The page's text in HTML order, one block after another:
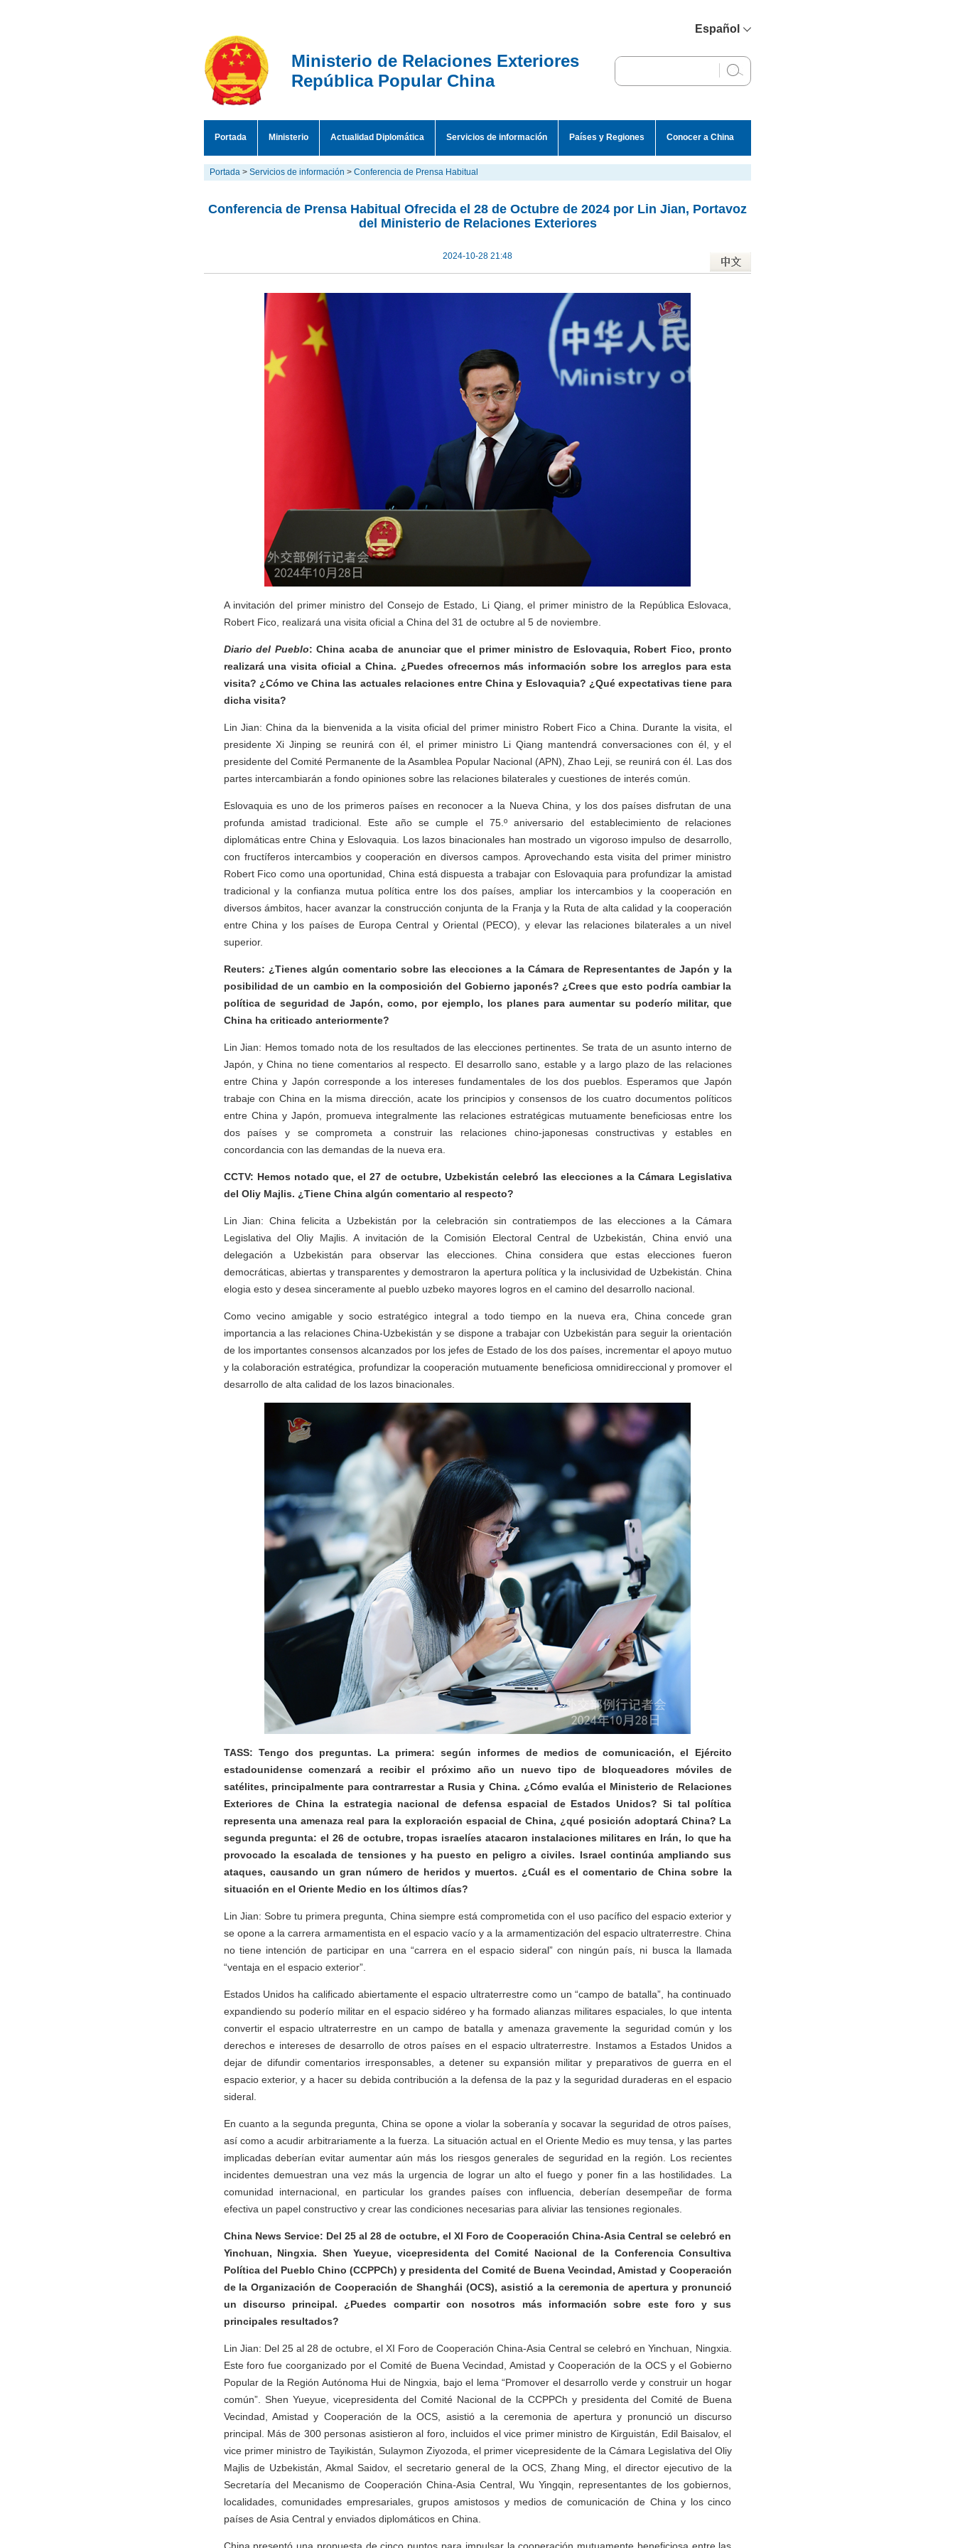
Español
English
Ministerio de Relaciones Exteriores
República Popular China
Portada Ministerio Actualidad Diplomática Servicios de información Países y Regiones Conocer a China
Portada > Servicios de información > Conferencia de Prensa Habitual
Conferencia de Prensa Habitual Ofrecida el 28 de Octubre de 2024 por Lin Jian, Portavoz
del Ministerio de Relaciones Exteriores
2024-10-28 21:48
A invitación del primer ministro del Consejo de Estado, Li Qiang, el primer ministro de la República Eslovaca,
Robert Fico, realizará una visita oficial a China del 31 de octubre al 5 de noviembre.
Diario del Pueblo: China acaba de anunciar que el primer ministro de Eslovaquia, Robert Fico, pronto
realizará una visita oficial a China. ¿Puedes ofrecernos más información sobre los arreglos para esta
visita? ¿Cómo ve China las actuales relaciones entre China y Eslovaquia? ¿Qué expectativas tiene para
dicha visita?
Lin Jian: China da la bienvenida a la visita oficial del primer ministro Robert Fico a China. Durante la visita, el
presidente Xi Jinping se reunirá con él, el primer ministro Li Qiang mantendrá conversaciones con él, y el
presidente del Comité Permanente de la Asamblea Popular Nacional (APN), Zhao Leji, se reunirá con él. Las dos
partes intercambiarán a fondo opiniones sobre las relaciones bilaterales y cuestiones de interés común.
Eslovaquia es uno de los primeros países en reconocer a la Nueva China, y los dos países disfrutan de una
profunda amistad tradicional. Este año se cumple el 75.º aniversario del establecimiento de relaciones
diplomáticas entre China y Eslovaquia. Los lazos binacionales han mostrado un vigoroso impulso de desarrollo,
con fructíferos intercambios y cooperación en diversos campos. Aprovechando esta visita del primer ministro
Robert Fico como una oportunidad, China está dispuesta a trabajar con Eslovaquia para profundizar la amistad
tradicional y la confianza mutua política entre los dos países, ampliar los intercambios y la cooperación en
diversos ámbitos, hacer avanzar la construcción conjunta de la Franja y la Ruta de alta calidad y la cooperación
entre China y los países de Europa Central y Oriental (PECO), y elevar las relaciones bilaterales a un nivel
superior.
Reuters: ¿Tienes algún comentario sobre las elecciones a la Cámara de Representantes de Japón y la
posibilidad de un cambio en la composición del Gobierno japonés? ¿Crees que esto podría cambiar la
política de seguridad de Japón, como, por ejemplo, los planes para aumentar su poderío militar, que
China ha criticado anteriormente?
Lin Jian: Hemos tomado nota de los resultados de las elecciones pertinentes. Se trata de un asunto interno de
Japón, y China no tiene comentarios al respecto. El desarrollo sano, estable y a largo plazo de las relaciones
entre China y Japón corresponde a los intereses fundamentales de los dos pueblos. Esperamos que Japón
trabaje con China en la misma dirección, acate los principios y consensos de los cuatro documentos políticos
entre China y Japón, promueva integralmente las relaciones estratégicas mutuamente beneficiosas entre los
dos países y se comprometa a construir las relaciones chino-japonesas constructivas y estables en
concordancia con las demandas de la nueva era.
CCTV: Hemos notado que, el 27 de octubre, Uzbekistán celebró las elecciones a la Cámara Legislativa
del Oliy Majlis. ¿Tiene China algún comentario al respecto?
Lin Jian: China felicita a Uzbekistán por la celebración sin contratiempos de las elecciones a la Cámara
Legislativa del Oliy Majlis. A invitación de la Comisión Electoral Central de Uzbekistán, China envió una
delegación a Uzbekistán para observar las elecciones. China considera que estas elecciones fueron
democráticas, abiertas y transparentes y demostraron la apertura política y la inclusividad de Uzbekistán. China
elogia esto y desea sinceramente al pueblo uzbeko mayores logros en el camino del desarrollo nacional.
Como vecino amigable y socio estratégico integral a todo tiempo en la nueva era, China concede gran
importancia a las relaciones China-Uzbekistán y se dispone a trabajar con Uzbekistán para seguir la orientación
de los importantes consensos alcanzados por los jefes de Estado de los dos países, incrementar el apoyo mutuo
y la colaboración estratégica, profundizar la cooperación mutuamente beneficiosa omnidireccional y promover el
desarrollo de alta calidad de los lazos binacionales.
TASS: Tengo dos preguntas. La primera: según informes de medios de comunicación, el Ejército
estadounidense comenzará a recibir el próximo año un nuevo tipo de bloqueadores móviles de
satélites, principalmente para contrarrestar a Rusia y China. ¿Cómo evalúa el Ministerio de Relaciones
Exteriores de China la estrategia nacional de defensa espacial de Estados Unidos? Si tal política
representa una amenaza real para la exploración espacial de China, ¿qué posición adoptará China? La
segunda pregunta: el 26 de octubre, tropas israelíes atacaron instalaciones militares en Irán, lo que ha
provocado la escalada de tensiones y ha puesto en peligro a civiles. Israel continúa ampliando sus
ataques, causando un gran número de heridos y muertos. ¿Cuál es el comentario de China sobre la
situación en el Oriente Medio en los últimos días?
Lin Jian: Sobre tu primera pregunta, China siempre está comprometida con el uso pacífico del espacio exterior y
se opone a la carrera armamentista en el espacio vacío y a la armamentización del espacio ultraterrestre. China
no tiene intención de participar en una “carrera en el espacio sideral” con ningún país, ni busca la llamada
“ventaja en el espacio exterior”.
Estados Unidos ha calificado abiertamente el espacio ultraterrestre como un “campo de batalla”, ha continuado
expandiendo su poderío militar en el espacio sidéreo y ha formado alianzas militares espaciales, lo que intenta
convertir el espacio ultraterrestre en un campo de batalla y amenaza gravemente la seguridad común y los
derechos e intereses de desarrollo de otros países en el espacio ultraterrestre. Instamos a Estados Unidos a
dejar de difundir comentarios irresponsables, a detener su expansión militar y preparativos de guerra en el
espacio exterior, y a hacer su debida contribución a la defensa de la paz y la seguridad duraderas en el espacio
sideral.
En cuanto a la segunda pregunta, China se opone a violar la soberanía y socavar la seguridad de otros países,
así como a acudir arbitrariamente a la fuerza. La situación actual en el Oriente Medio es muy tensa, y las partes
implicadas deberían evitar aumentar aún más los riesgos generales de seguridad en la región. Los recientes
incidentes demuestran una vez más la urgencia de lograr un alto el fuego y poner fin a las hostilidades. La
comunidad internacional, en particular los grandes países con influencia, deberían desempeñar de forma
efectiva un papel constructivo y crear las condiciones necesarias para aliviar las tensiones regionales.
China News Service: Del 25 al 28 de octubre, el XI Foro de Cooperación China-Asia Central se celebró en
Yinchuan, Ningxia. Shen Yueyue, vicepresidenta del Comité Nacional de la Conferencia Consultiva
Política del Pueblo Chino (CCPPCh) y presidenta del Comité de Buena Vecindad, Amistad y Cooperación
de la Organización de Cooperación de Shanghái (OCS), asistió a la ceremonia de apertura y pronunció
un discurso principal. ¿Puedes compartir con nosotros más información sobre este foro y sus
principales resultados?
Lin Jian: Del 25 al 28 de octubre, el XI Foro de Cooperación China-Asia Central se celebró en Yinchuan, Ningxia.
Este foro fue coorganizado por el Comité de Buena Vecindad, Amistad y Cooperación de la OCS y el Gobierno
Popular de la Región Autónoma Hui de Ningxia, bajo el lema “Promover el desarrollo verde y construir un hogar
común”. Shen Yueyue, vicepresidenta del Comité Nacional de la CCPPCh y presidenta del Comité de Buena
Vecindad, Amistad y Cooperación de la OCS, asistió a la ceremonia de apertura y pronunció un discurso
principal. Más de 300 personas asistieron al foro, incluidos el vice primer ministro de Kirguistán, Edil Baisalov, el
vice primer ministro de Tayikistán, Sulaymon Ziyozoda, el primer vicepresidente de la Cámara Legislativa del Oliy
Majlis de Uzbekistán, Akmal Saidov, el secretario general de la OCS, Zhang Ming, el director ejecutivo de la
Secretaría del Mecanismo de Cooperación China-Asia Central, Wu Yingqin, representantes de los gobiernos,
localidades, comunidades empresariales, grupos amistosos y medios de comunicación de China y los cinco
países de Asia Central y enviados diplomáticos en China.